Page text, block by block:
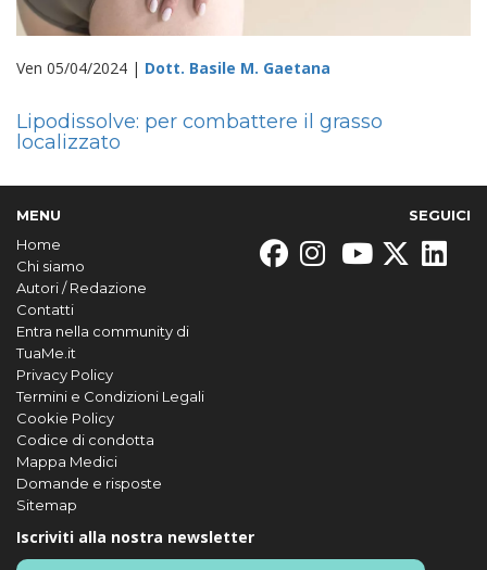
Ven 05/04/2024 | Dott. Basile M. Gaetana
Lipodissolve: per combattere il grasso
localizzato
MENU
Home
Chi siamo
Autori / Redazione
Contatti
Entra nella community di
TuaMe.it
Privacy Policy
Termini e Condizioni Legali
Cookie Policy
Codice di condotta
Mappa Medici
Domande e risposte
Sitemap
SEGUICI
Iscriviti alla nostra newsletter